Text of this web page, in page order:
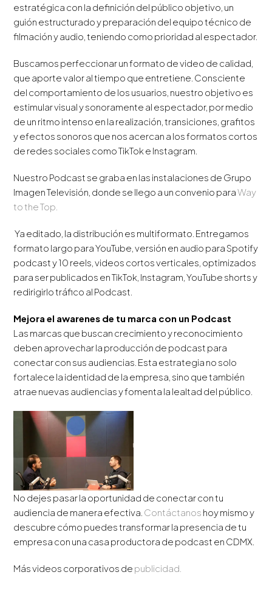
estratégica con la definición del público objetivo, un
guión estructurado y preparación del equipo técnico de
filmación y audio, teniendo como prioridad al espectador.
Buscamos perfeccionar un formato de video de calidad,
que aporte valor al tiempo que entretiene. Consciente
del comportamiento de los usuarios, nuestro objetivo es
estimular visual y sonoramente al espectador, por medio
de un ritmo intenso en la realización, transiciones, grafitos
y efectos sonoros que nos acercan a los formatos cortos
de redes sociales como TikTok e Instagram.
Nuestro Podcast se graba en las instalaciones de Grupo
Imagen Televisión, donde se llego a un convenio paraWay
to the Top.
Ya editado, la distribución es multiformato. Entregamos
formato largo para YouTube, versión en audio para Spotify
podcast y 10 reels, videos cortos verticales, optimizados
para ser publicados en TikTok, Instagram, YouTube shorts y
redirigirlo tráfico al Podcast.
Mejora el awarenes de tu marca con un Podcast
Las marcas que buscan crecimiento y reconocimiento
deben aprovechar la producción de podcast para
conectar con sus audiencias. Esta estrategia no solo
fortalece la identidad de la empresa, sino que también
atrae nuevas audiencias y fomenta la lealtad del público.
No dejes pasar la oportunidad de conectar con tu
audiencia de manera efectiva. Contáctanos hoy mismo y
descubre cómo puedes transformar la presencia de tu
empresa con una casa productora de podcast en CDMX.
Más videos corporativos de publicidad.